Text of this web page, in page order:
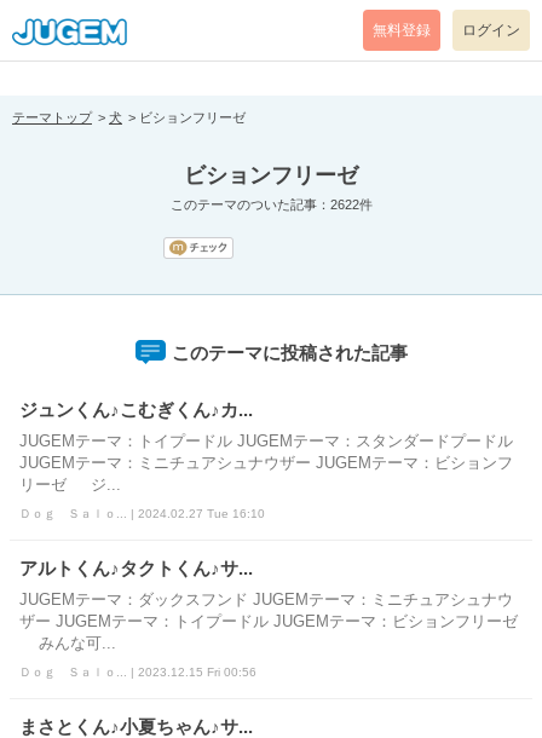
[pear_error: message="Success" code=0 mode=return level=notice
prefix="" info=""]
無料登録 ログイン
テーマトップ 犬 ビションフリーゼ
ビションフリーゼ
このテーマのついた記事：2622件
このテーマに投稿された記事
ジュンくん♪こむぎくん♪カ...
JUGEMテーマ：トイプードル JUGEMテーマ：スタンダードプードル
JUGEMテーマ：ミニチュアシュナウザー JUGEMテーマ：ビションフ
リーゼ ジ...
Ｄｏｇ Ｓａｌｏ... | 2024.02.27 Tue 16:10
アルトくん♪タクトくん♪サ...
JUGEMテーマ：ダックスフンド JUGEMテーマ：ミニチュアシュナウ
ザー JUGEMテーマ：トイプードル JUGEMテーマ：ビションフリーゼ
みんな可...
Ｄｏｇ Ｓａｌｏ... | 2023.12.15 Fri 00:56
まさとくん♪小夏ちゃん♪サ...